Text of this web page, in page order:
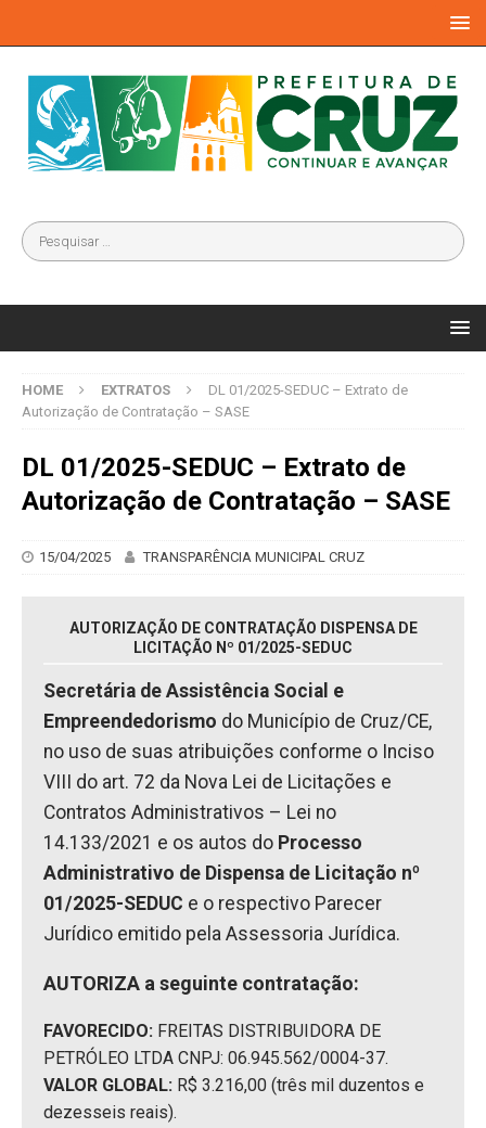
HOME EXTRATOS
DL 01/2025-SEDUC – Extrato de
Autorização de Contratação – SASE
DL 01/2025-SEDUC – Extrato de
Autorização de Contratação – SASE
15/04/2025 TRANSPARÊNCIA MUNICIPAL CRUZ
AUTORIZAÇÃO DE CONTRATAÇÃO DISPENSA DE
LICITAÇÃO Nº 01/2025-SEDUC
Secretária de Assistência Social e
Empreendedorismo do Município de Cruz/CE,
no uso de suas atribuições conforme o Inciso
VIII do art. 72 da Nova Lei de Licitações e
Contratos Administrativos – Lei no
14.133/2021 e os autos do Processo
Administrativo de Dispensa de Licitação nº
01/2025-SEDUC e o respectivo Parecer
Jurídico emitido pela Assessoria Jurídica.
AUTORIZA a seguinte contratação:
FAVORECIDO: FREITAS DISTRIBUIDORA DE
PETRÓLEO LTDA CNPJ: 06.945.562/0004-37.
VALOR GLOBAL: R$ 3.216,00 (três mil duzentos e
dezesseis reais).